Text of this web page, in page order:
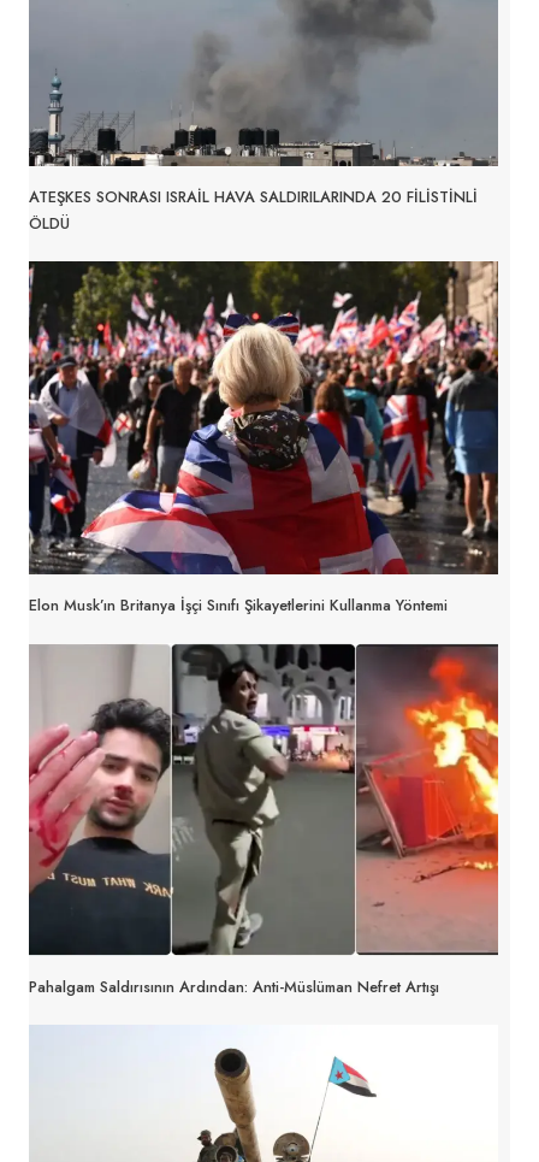
ATEŞKES SONRASI ISRAİL HAVA SALDIRILARINDA 20 FİLİSTİNLİ
ÖLDÜ
Elon Musk’ın Britanya İşçi Sınıfı Şikayetlerini Kullanma Yöntemi
Pahalgam Saldırısının Ardından: Anti-Müslüman Nefret Artışı